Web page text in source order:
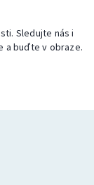
Sledujte nás i
a buďte v obraze.